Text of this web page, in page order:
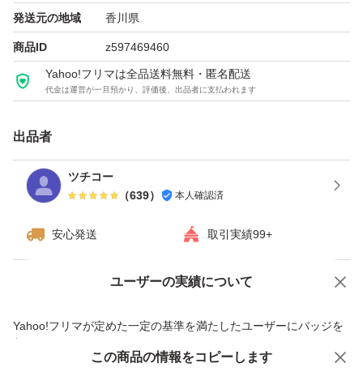
発送元の地域 香川県
商品ID z597469460
Yahoo!フリマは全品送料無料・匿名配送
代金は運営が一旦預かり、評価後、出品者に支払われます
出品者
ツチコー
（639） 本人確認済
安心発送 取引実績99+
ユーザーの実績について
Yahoo!フリマが定めた一定の基準を満たしたユーザーにバッジを
付与しています
価格の相談 商品への質問
この商品の情報をコピーします
この商品をみている人にオススメ